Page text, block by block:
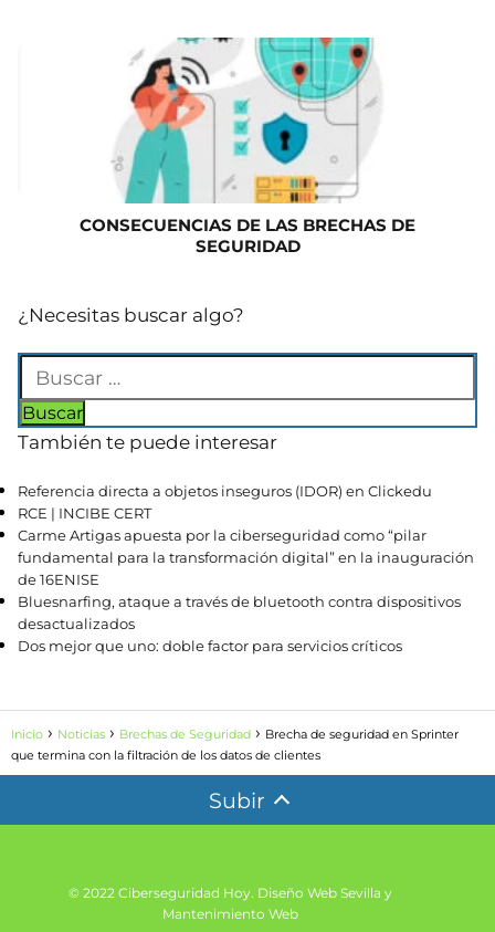
CONSECUENCIAS DE LAS BRECHAS DE
SEGURIDAD
¿Necesitas buscar algo?
También te puede interesar
Referencia directa a objetos inseguros (IDOR) en Clickedu
RCE | INCIBE CERT
Carme Artigas apuesta por la ciberseguridad como “pilar
fundamental para la transformación digital” en la inauguración
de 16ENISE
Bluesnarfing, ataque a través de bluetooth contra dispositivos
desactualizados
Dos mejor que uno: doble factor para servicios críticos
Inicio Noticias Brechas de Seguridad
Brecha de seguridad en Sprinter
que termina con la filtración de los datos de clientes
Subir
© 2022 Ciberseguridad Hoy. Diseño Web Sevilla y
Mantenimiento Web